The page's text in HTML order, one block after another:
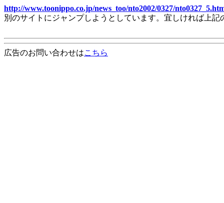
http://www.toonippo.co.jp/news_too/nto2002/0327/
別のサイトにジャンプしようとしています。宜しければ上
広告のお問い合わせはこちら